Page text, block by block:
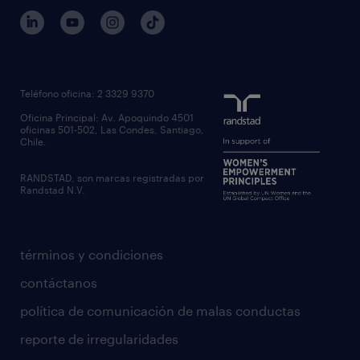
servicios transitorios
executive search
inclusión laboral
gobierno corporativo
contáctanos
regístrate candidato
términos y condiciones
contáctanos
política de comunicación de malas conductas
reporte de irregularidades
Teléfono oficina: 2 3329 9370
Oficina Principal: Av. Apoquindo 4501
oficinas 501-502, Las Condes, Santiago,
Chile.
RANDSTAD, son marcas registradas por
Randstad N.V.